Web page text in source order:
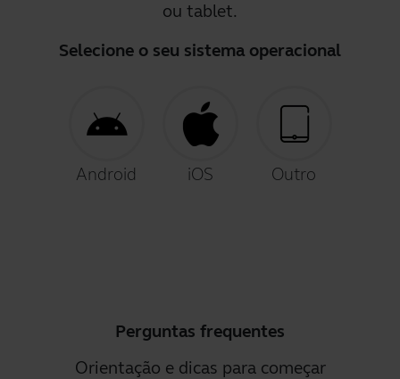
ou tablet.
Selecione o seu sistema operacional
Android iOS Outro
Perguntas frequentes
Orientação e dicas para começar